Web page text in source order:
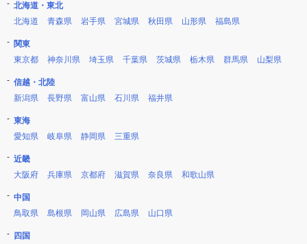
北海道・東北
北海道
青森県 岩手県 宮城県 秋田県 山形県 福島県
関東
東京都
神奈川県 埼玉県 千葉県 茨城県 栃木県 群馬県 山梨県
信越・北陸
新潟県
長野県 富山県 石川県 福井県
東海
愛知県
岐阜県 静岡県 三重県
近畿
大阪府
兵庫県 京都府 滋賀県 奈良県 和歌山県
中国
鳥取県
島根県 岡山県 広島県 山口県
四国